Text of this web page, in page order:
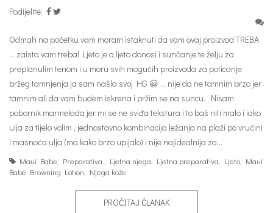
Podijelite:
Odmah na početku vam moram istaknuti da vam ovaj proizvod TREBA
… zaista vam treba! Ljeto je a ljeto donosi i sunčanje te želju za
preplanulim tenom i u moru svih mogućih proizvoda za poticanje
bržeg tamnjenja ja sam našla svoj HG 😀 … nije da ne tamnim brzo jer
tamnim ali da vam budem iskrena i pržim se na suncu. Nisam
pobornik marmelada jer mi se ne sviđa tekstura i to baš niti malo i iako
ulja za tijelo volim , jednostavno kombinacija ležanja na plaži po vrućini
i masnoća ulja (ma kako brzo upijalo) i nije najidealnija za…
Maui Babe Preparativa Ljetna njega Ljetna preparativa Ljeto Maui
Babe Browning Lotion
Njega kože
PROČITAJ ČLANAK